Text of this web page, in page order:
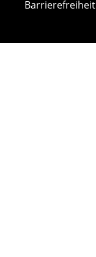
Barrierefreiheit